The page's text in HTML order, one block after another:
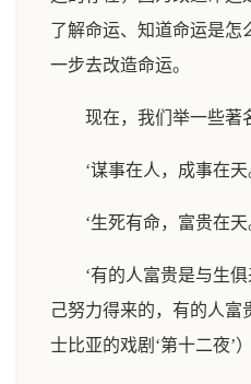
了解命运、知道命运是怎
一步去改造命运。
现在，我们举一些著
‘谋事在人，成事在天
‘生死有命，富贵在天
‘有的人富贵是与生
己努力得来的，有的人富
士比亚的戏剧‘第十二夜’）